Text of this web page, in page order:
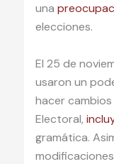
una
elecciones.
El 25 de
usaron un
hacer cambios
Electoral,
gramática.